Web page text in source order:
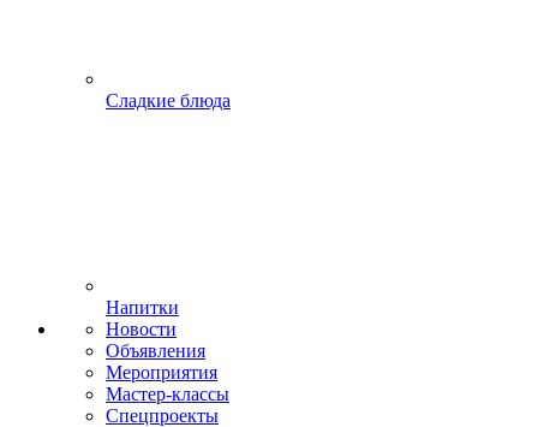
Сладкие блюда
Напитки
Новости
Объявления
Мероприятия
Мастер-классы
Спецпроекты